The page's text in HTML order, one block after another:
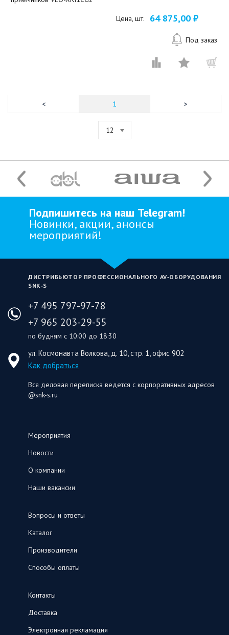
Цена, шт. 64 875,00 ₽
Под заказ
1
12
Подпишитесь на наш Telegram!
Новинки, акции, анонсы
мероприятий!
ДИСТРИБЬЮТОР ПРОФЕССИОНАЛЬНОГО AV‑ОБОРУДОВАНИЯ
SNK‑S
+7 495 797-97-78
+7 965 203-29-55
по будням с 10:00 до 18:30
ул. Космонавта Волкова, д. 10, стр. 1, офис 902
Как добраться
Вся деловая переписка ведется с корпоративных адресов
@snk-s.ru
Мероприятия
Новости
О компании
Наши вакансии
Вопросы и ответы
Каталог
Производители
Способы оплаты
Контакты
Доставка
Электронная рекламация